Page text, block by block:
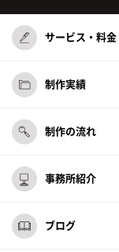
サービス・料金
制作実績
制作の流れ
事務所紹介
ブログ